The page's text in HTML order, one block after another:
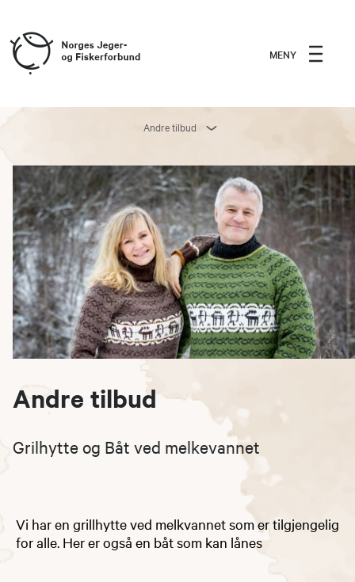
MENY
Andre tilbud
Andre tilbud
Grilhytte og Båt ved melkevannet
​Vi har en grillhytte ved melkvannet som er tilgjengelig
for alle. Her er også en båt som kan lånes​​​​​